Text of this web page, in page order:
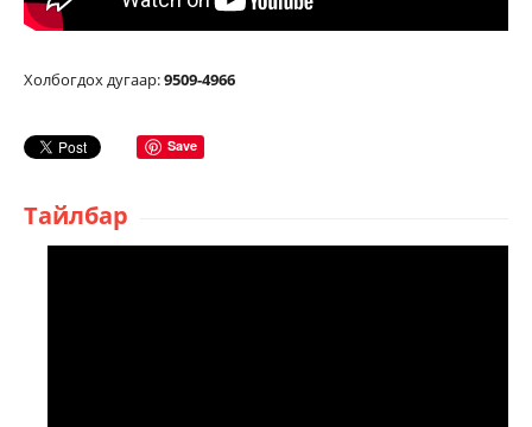
Холбогдох дугаар:9509-4966
Save
Тайлбар